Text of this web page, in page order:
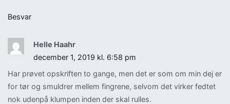
Besvar
Helle Haahr
december 1, 2019 kl. 6:58 pm
Har prøvet opskriften to gange, men det er som om min dej er
for tør og smuldrer mellem fingrene, selvom det virker fedtet
nok udenpå klumpen inden der skal rulles.